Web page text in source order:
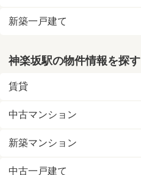
新築一戸建て
神楽坂駅の物件情報を探す
賃貸
中古マンション
新築マンション
中古一戸建て